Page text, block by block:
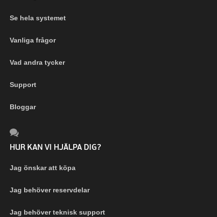
Se hela systemet
Vanliga frågor
Vad andra tycker
Support
Bloggar
HUR KAN VI HJÄLPA DIG?
Jag önskar att köpa
Jag behöver reservdelar
Jag behöver teknisk support